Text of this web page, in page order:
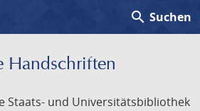
search Suchen
Handschriften
Staats- und Universitätsbibliothek